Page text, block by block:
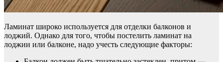
Ламинат широко используется для отделки балконов и
лоджий. Однако для того, чтобы постелить ламинат на
лоджии или балконе, надо учесть следующие факторы: